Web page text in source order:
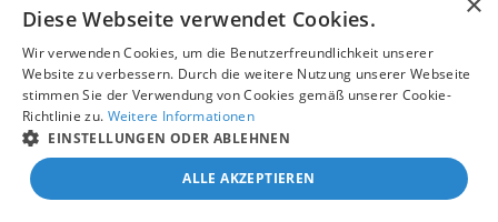
elektronischen
Grundbuchauszug?
Seit mehreren Jahren werden die
Grundbücher elektronisch geführt und
können auch elektronisch abgerufen
werden. Der elektronische Zugriff ist jedoch
Diese Webseite verwendet Cookies.
Wir verwenden Cookies, um die Benutzerfreundlichkeit unserer
Website zu verbessern. Durch die weitere Nutzung unserer Webseite
stimmen Sie der Verwendung von Cookies gemäß unserer Cookie-
Richtlinie zu. Weitere Informationen
EINSTELLUNGEN ODER ABLEHNEN
ALLE AKZEPTIEREN